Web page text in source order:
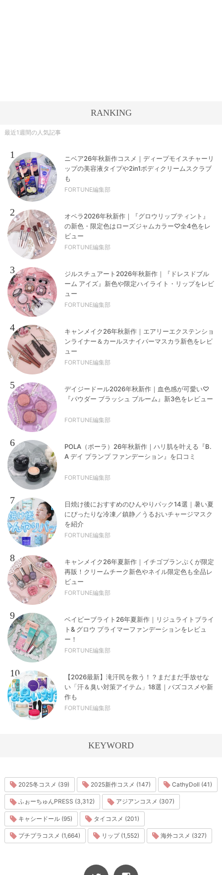
RANKING
最近1週間の人気記事
1
ニベア26年秋新作コスメ｜ディープモイスチャーリ
ップの美容液タイプや2in1ボディクリームスクラブ
も
FORTUNE編集部
2
オペラ2026年秋新作｜『グロウリップティント』
の新色・限定色はローズジャムカラー♡全4色をレ
ビュー
FORTUNE編集部
3
ジルスチュアート2026年秋新作｜『ドレスドブル
ーム アイズ』新色や限定ハイライト・リップをレビ
ュー
FORTUNE編集部
4
キャンメイク26年秋新作｜エアリーエクステンショ
ンライナー＆カールスナイパーマスカラ新色をレビ
ュー
FORTUNE編集部
5
デイジードール2026年秋新作｜血色感が可愛い♡
『パウダー ブラッシュ ブルーム』新3色をレビュー
FORTUNE編集部
6
POLA（ポーラ）26年秋新作｜ハリ肌を叶える『B.
A デイ プランプ ファンデーション』を口コミ
FORTUNE編集部
7
日焼け後におすすめのひんやりパック14選｜暑い夏
にぴったりな冷凍／鎮静／うるおいチャージマスク
を紹介
FORTUNE編集部
8
キャンメイク26年夏新作｜イチゴプランぷくが限定
再販！クリームチーク新色やネイル限定色も全品レ
ビュー
FORTUNE編集部
9
ベイビーブライト26年夏新作｜リジュライトブライ
ト& グロウ プライマーファンデーションをレビュ
ー！
FORTUNE編集部
10
【2026最新】滝汗民を救う！？まだまだ手放せな
い「汗＆臭い対策アイテム」18選｜バズコスメや新
作も
FORTUNE編集部
KEYWORD
2025冬コスメ (39) 2025新作コスメ (147) CathyDoll (41)
ふぉーちゅんPRESS (3,312) アジアンコスメ (307)
キャシードール (95) タイコスメ (201)
プチプラコスメ (1,664) リップ (1,552) 海外コスメ (327)